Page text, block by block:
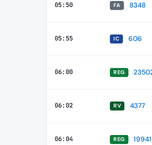
05:50 FA 8348
05:55 IC 606
06:00 REG
06:02 RV 4377
06:04 REG 19941